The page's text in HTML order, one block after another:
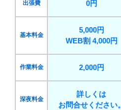
出張費 0円
基本料金
5,000円
WEB割 4,000円
作業料金 2,000円
深夜料金
詳しくは
お問合せください。